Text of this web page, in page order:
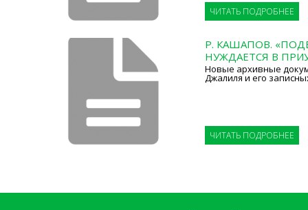
ЧИТАТЬ ПОДРОБНЕЕ
Р. КАШАПОВ.
НУЖДАЕТСЯ В
Новые архивные
Джалиля и его
ЧИТАТЬ ПОДРОБНЕЕ